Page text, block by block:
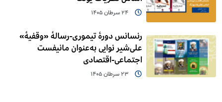
24 سرطان 1405
رنسانس دورۀ تیموری-رسالۀ «وقفیۀ»
علی‌شیر نوایی به‌عنوان مانیفست
اجتماعی-اقتصادی
23 سرطان 1405